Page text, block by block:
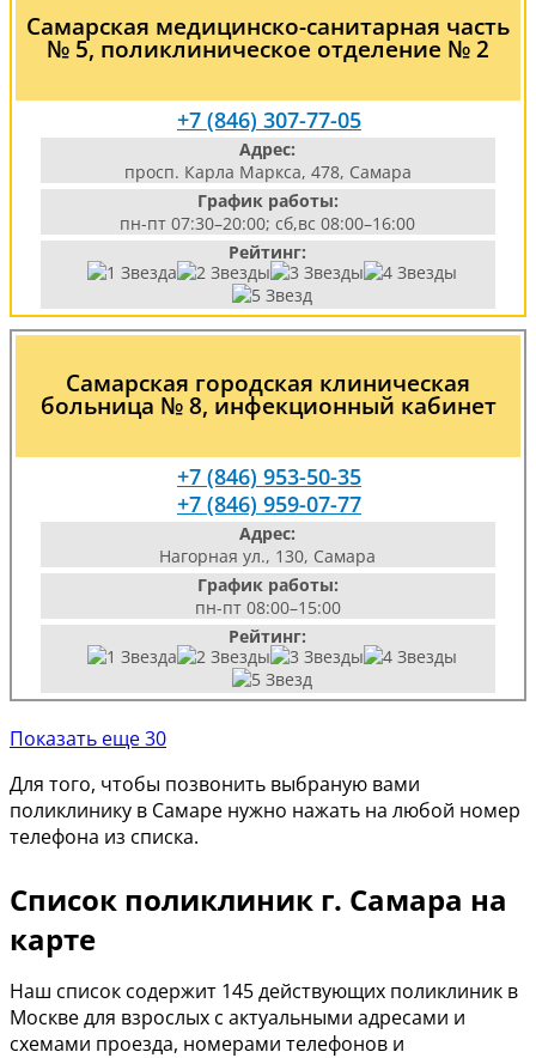
Самарская медицинско-санитарная часть
№ 5, поликлиническое отделение № 2
+7 (846) 307-77-05
Адрес:
просп. Карла Маркса, 478, Самара
График работы:
пн-пт 07:30–20:00; сб,вс 08:00–16:00
Рейтинг:
Самарская городская клиническая
больница № 8, инфекционный кабинет
+7 (846) 953-50-35
+7 (846) 959-07-77
Адрес:
Нагорная ул., 130, Самара
График работы:
пн-пт 08:00–15:00
Рейтинг:
Показать еще 30
Для того, чтобы позвонить выбраную вами
поликлинику в Самаре нужно нажать на любой номер
телефона из списка.
Список поликлиник г. Самара на
карте
Наш список содержит 145 действующих поликлиник в
Москве для взрослых с актуальными адресами и
схемами проезда, номерами телефонов и